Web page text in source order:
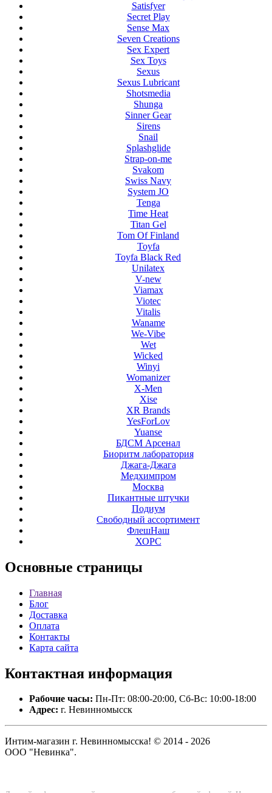
Satisfyer
Secret Play
Sense Max
Seven Creations
Sex Expert
Sex Toys
Sexus
Sexus Lubricant
Shotsmedia
Shunga
Sinner Gear
Sirens
Snail
Splashglide
Strap-on-me
Svakom
Swiss Navy
System JO
Tenga
Time Heat
Titan Gel
Tom Of Finland
Toyfa
Toyfa Black Red
Unilatex
V-new
Viamax
Viotec
Vitalis
Waname
We-Vibe
Wet
Wicked
Winyi
Womanizer
X-Men
Xise
XR Brands
YesForLov
Yuanse
БДСМ Арсенал
Биоритм лаборатория
Джага-Джага
Медхимпром
Москва
Пикантные штучки
Подиум
Свободный ассортимент
ФлешНаш
ХОРС
Основные страницы
Главная
Блог
Доставка
Оплата
Контакты
Карта сайта
Контактная информация
Рабочие часы: Пн-Пт: 08:00-20:00, Сб-Вс: 10:00-18:00
Адрес: г. Невинномысск
Интим-магазин г. Невинномысска! © 2014 - 2026
ООО "Невинка".